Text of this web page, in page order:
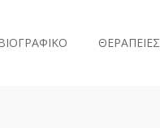
ΘΕΡΑΠΕΙΕΣ